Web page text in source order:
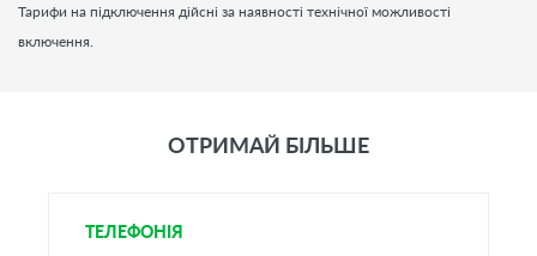
Тарифи на підключення дійсні за наявності технічної можливості
включення.
ОТРИМАЙ БІЛЬШЕ
ТЕЛЕФОНІЯ